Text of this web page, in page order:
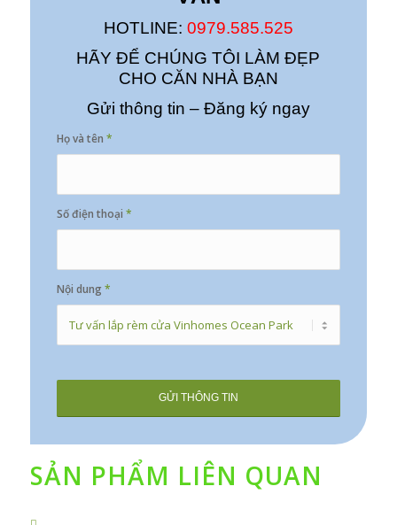
HOTLINE: 0979.585.525
HÃY ĐỂ CHÚNG TÔI LÀM ĐẸP
CHO CĂN NHÀ BẠN
Gửi thông tin – Đăng ký ngay
Họ và tên *
Số điện thoại *
Nội dung*
SẢN PHẨM LIÊN QUAN